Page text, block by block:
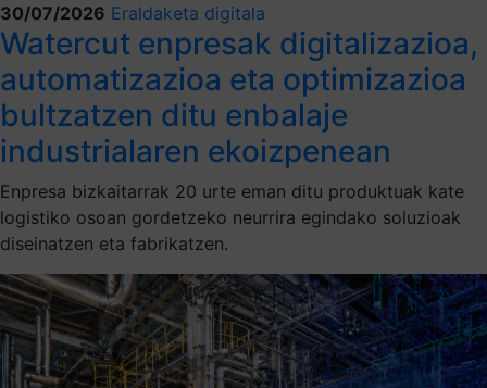
30/07/2026 Eraldaketa digitala
Watercut enpresak digitalizazioa,
automatizazioa eta optimizazioa
bultzatzen ditu enbalaje
industrialaren ekoizpenean
Enpresa bizkaitarrak 20 urte eman ditu produktuak kate
logistiko osoan gordetzeko neurrira egindako soluzioak
diseinatzen eta fabrikatzen.